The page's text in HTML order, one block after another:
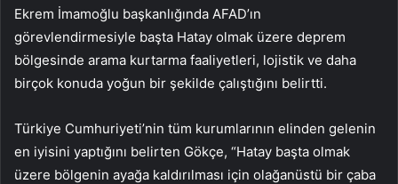
Ekrem İmamoğlu başkanlığında AFAD’ın
görevlendirmesiyle başta Hatay olmak üzere deprem
bölgesinde arama kurtarma faaliyetleri, lojistik ve daha
birçok konuda yoğun bir şekilde çalıştığını belirtti.
Türkiye Cumhuriyeti’nin tüm kurumlarının elinden gelenin
en iyisini yaptığını belirten Gökçe, “Hatay başta olmak
üzere bölgenin ayağa kaldırılması için olağanüstü bir çaba